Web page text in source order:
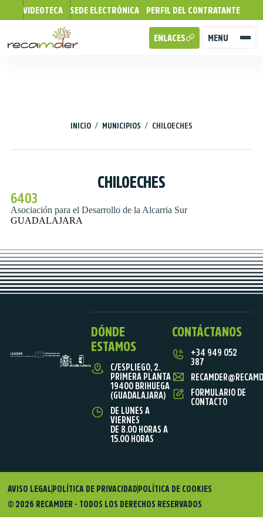
VIDEOTECA SEDE ELECTRÓNICA PERFIL DEL CONTRATANTE
MENU
ENLACES
INICIO / MUNICIPIOS / CHILOECHES
CHILOECHES
6403
Asociación para el Desarrollo de la Alcarria Sur
GUADALAJARA
DÓNDE
ESTAMOS
C/ESPLIEGO, 2.
PRIMERA PLANTA
19400 BRIHUEGA
(GUADALAJARA)
DE LUNES A
VIERNES
DE 8.00 HORAS A
15.00 HORAS
CONTÁCTANOS
+34 949 052
387
FORMULARIO DE
CONTACTO
© 2026 RECAMDER - TODOS LOS DERECHOS RESERVADOS
AVISO LEGAL POLÍTICA DE PRIVACIDAD POLÍTICA DE COOKIES